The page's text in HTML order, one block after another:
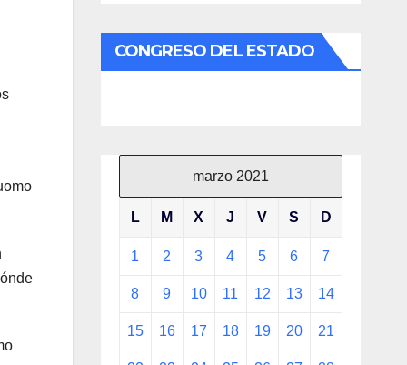
CONGRESO DEL ESTADO
marzo 2021
L M X J V S D
1 2 3 4 5 6 7
8 9 10 11 12 13 14
15 16 17 18 19 20 21